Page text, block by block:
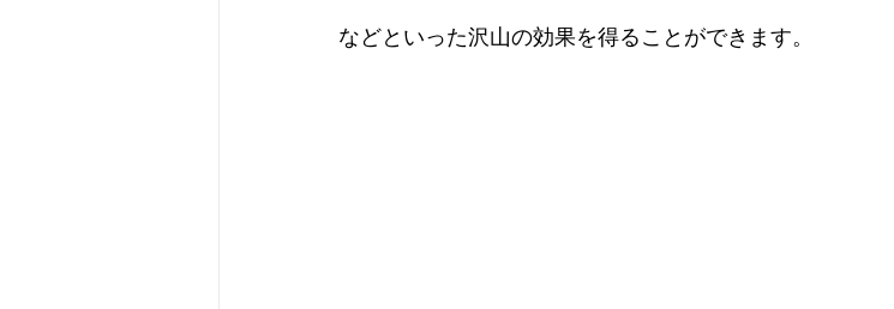
などといった沢山の効果を得ることができます。